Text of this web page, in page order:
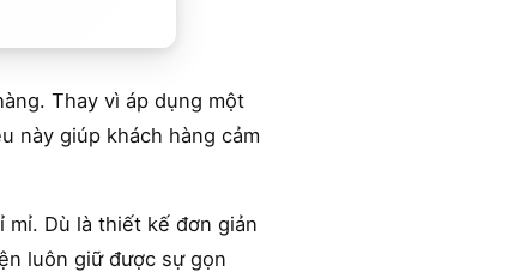
Thay vì áp dụng một
này giúp khách hàng cảm
mỉ. Dù là thiết kế đơn giản
luôn giữ được sự gọn